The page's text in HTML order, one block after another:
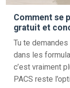
Comment se
gratuit et
Tu te
dans les
c’est vraiment
PACS reste